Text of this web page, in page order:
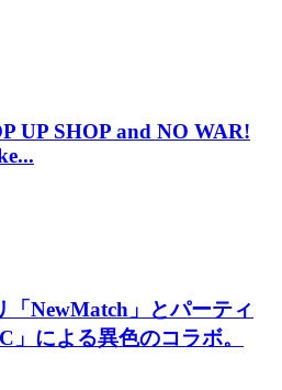
UP SHOP and NO WAR!
「NewMatch」とパーティ
」による異色のコラボ。